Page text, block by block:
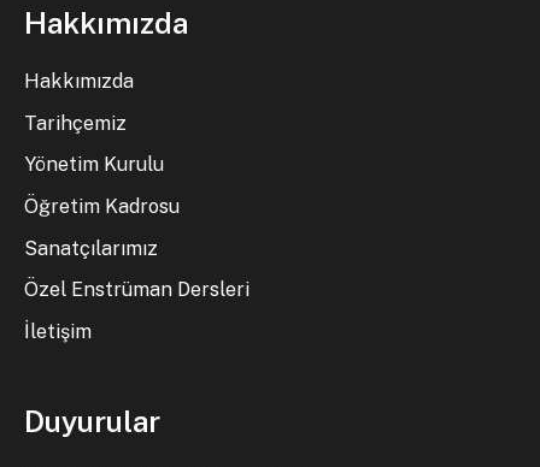
Hakkımızda
Hakkımızda
Tarihçemiz
Yönetim Kurulu
Öğretim Kadrosu
Sanatçılarımız
Özel Enstrüman Dersleri
İletişim
Duyurular